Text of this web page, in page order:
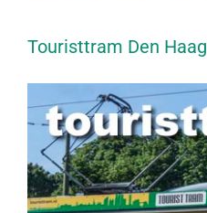
Touristtram Den Haag